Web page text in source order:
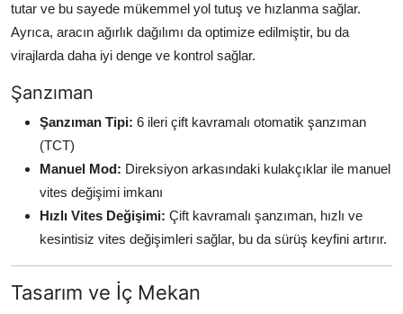
tutar ve bu sayede mükemmel yol tutuş ve hızlanma sağlar.
Ayrıca, aracın ağırlık dağılımı da optimize edilmiştir, bu da
virajlarda daha iyi denge ve kontrol sağlar.
Şanzıman
Şanzıman Tipi: 6 ileri çift kavramalı otomatik şanzıman
(TCT)
Manuel Mod: Direksiyon arkasındaki kulakçıklar ile manuel
vites değişimi imkanı
Hızlı Vites Değişimi: Çift kavramalı şanzıman, hızlı ve
kesintisiz vites değişimleri sağlar, bu da sürüş keyfini artırır.
Tasarım ve İç Mekan